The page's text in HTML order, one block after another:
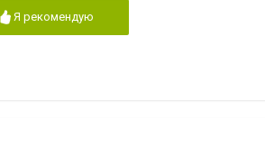
Я рекомендую